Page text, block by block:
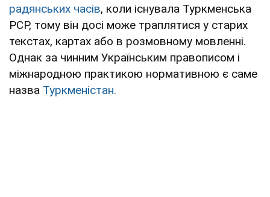
радянських часів, коли існувала Туркменська
РСР, тому він досі може траплятися у старих
текстах, картах або в розмовному мовленні.
Однак за чинним Українським правописом і
міжнародною практикою нормативною є саме
назва Туркменістан.